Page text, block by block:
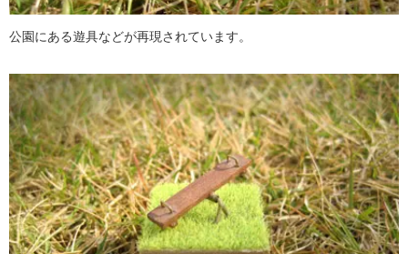
公園にある遊具などが再現されています。